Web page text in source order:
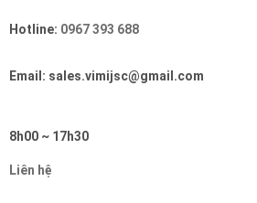
Hotline: 0967 393 688
Email: sales.vimijsc@gmail.com
8h00 ~ 17h30
Liên hệ